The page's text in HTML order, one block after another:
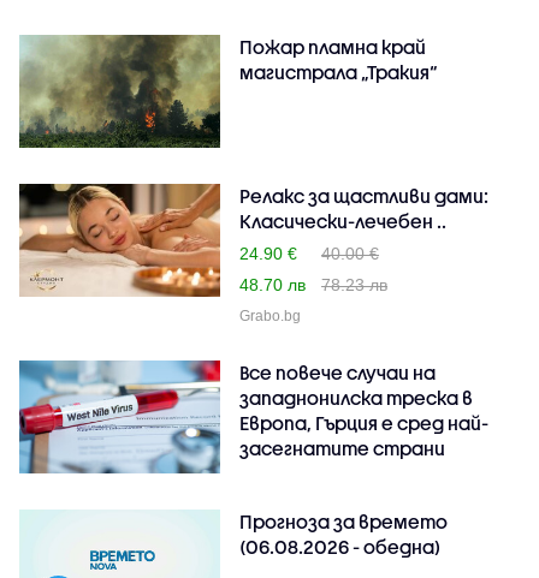
Пожар пламна край
магистрала „Тракия“
Релакс за щастливи дами:
Класически-лечебен ..
24.90 €
40.00 €
48.70 лв
78.23 лв
Grabo.bg
Все повече случаи на
западнонилска треска в
Европа, Гърция е сред най-
засегнатите страни
Прогноза за времето
(06.08.2026 - обедна)